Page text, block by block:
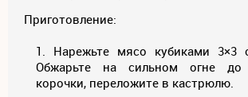
Приготовление:
Нарежьте мясо кубиками 3×3
Обжарьте на сильном огне до
корочки, переложите в кастрюлю.